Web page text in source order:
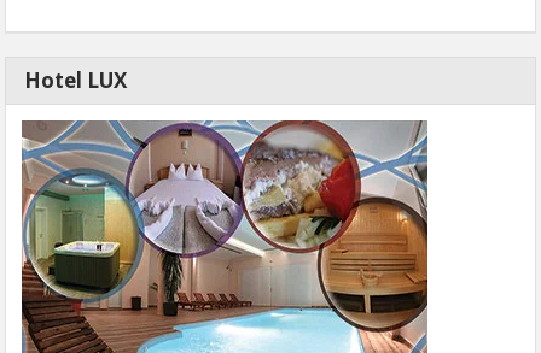
Hotel LUX